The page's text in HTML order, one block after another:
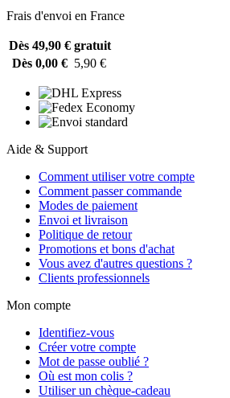
Frais d'envoi en France
Dès 49,90 € gratuit
Dès 0,00 € 5,90 €
Aide & Support
Comment utiliser votre compte
Comment passer commande
Modes de paiement
Envoi et livraison
Politique de retour
Promotions et bons d'achat
Vous avez d'autres questions ?
Clients professionnels
Mon compte
Identifiez-vous
Créer votre compte
Mot de passe oublié ?
Où est mon colis ?
Utiliser un chèque-cadeau